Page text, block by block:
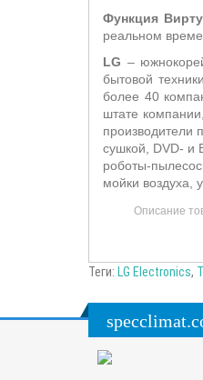
Функция
реальном
LG –
бытовой
более 40
штате
производители
сушкой, DVD- и
роботы-
мойки воздуха,
Описание
Теги: LG Electronics,